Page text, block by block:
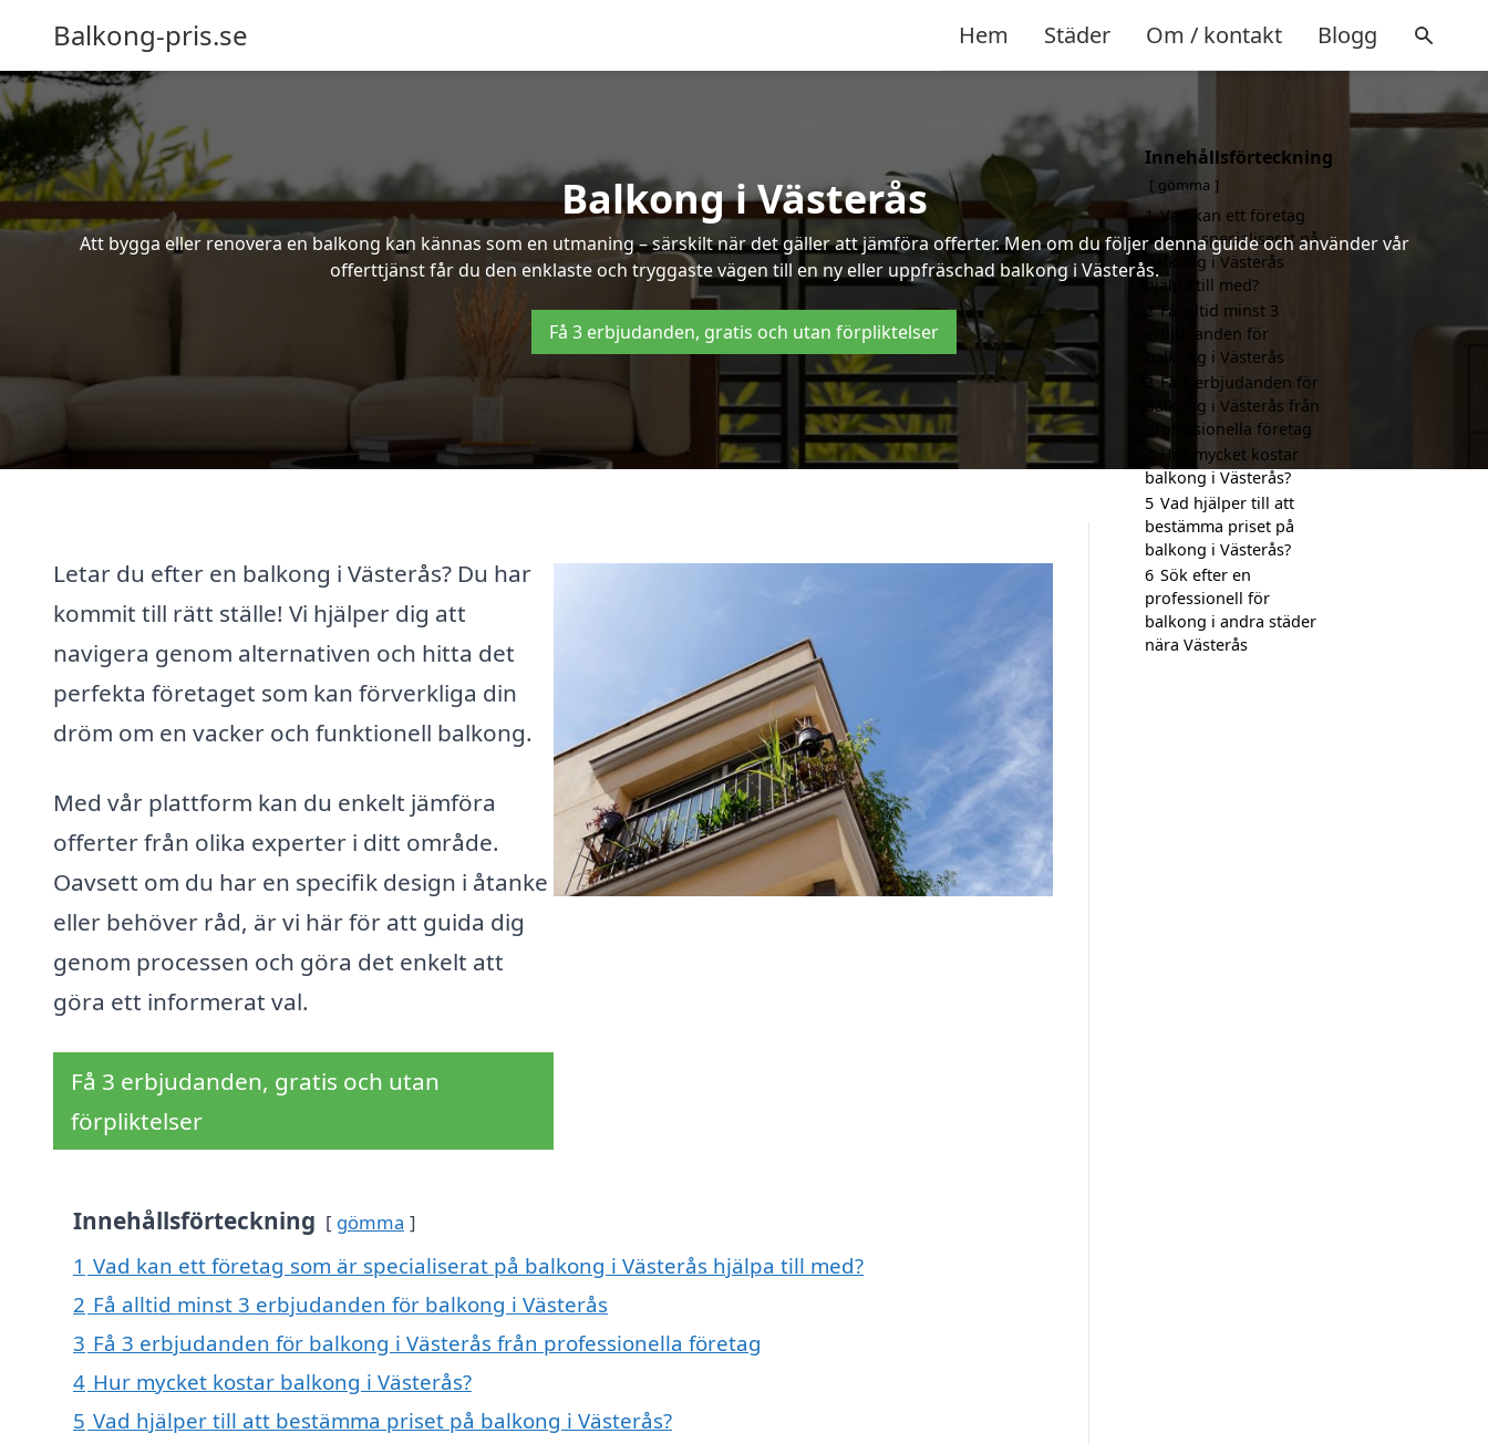
Balkong-pris.se Hem Städer Om / kontakt Blogg
Balkong i Västerås
Att bygga eller renovera en balkong kan kännas som en utmaning – särskilt när det gäller att jämföra offerter. Men om du följer denna guide och använder vår
offerttjänst får du den enklaste och tryggaste vägen till en ny eller uppfräschad balkong i Västerås.
Få 3 erbjudanden, gratis och utan förpliktelser
Letar du efter en balkong i Västerås? Du har
kommit till rätt ställe! Vi hjälper dig att
navigera genom alternativen och hitta det
perfekta företaget som kan förverkliga din
dröm om en vacker och funktionell balkong.
Med vår plattform kan du enkelt jämföra
offerter från olika experter i ditt område.
Oavsett om du har en specifik design i åtanke
eller behöver råd, är vi här för att guida dig
genom processen och göra det enkelt att
göra ett informerat val.
Få 3 erbjudanden, gratis och utan
förpliktelser
Innehållsförteckning gömma
1 Vad kan ett företag som är specialiserat på balkong i Västerås hjälpa till med?
2 Få alltid minst 3 erbjudanden för balkong i Västerås
3 Få 3 erbjudanden för balkong i Västerås från professionella företag
4 Hur mycket kostar balkong i Västerås?
5 Vad hjälper till att bestämma priset på balkong i Västerås?
Innehållsförteckning
gömma
1 Vad kan ett företag
som är specialiserat på
balkong i Västerås
hjälpa till med?
2 Få alltid minst 3
erbjudanden för
balkong i Västerås
3 Få 3 erbjudanden för
balkong i Västerås från
professionella företag
Hur mycket kostar
balkong i Västerås?
5 Vad hjälper till att
bestämma priset på
balkong i Västerås?
6 Sök efter en
professionell för
balkong i andra städer
nära Västerås